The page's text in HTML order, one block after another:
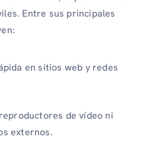
Entre sus principales
en sitios web y redes
de vídeo ni
externos.